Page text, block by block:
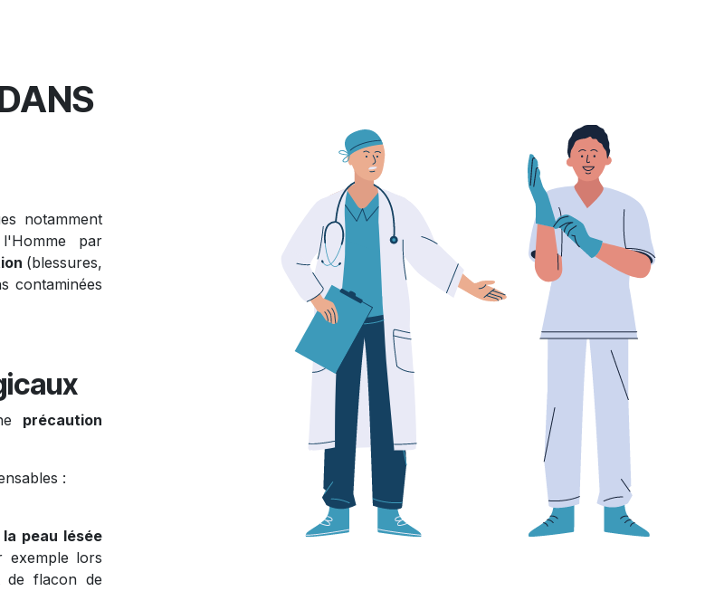
notamment
par
(blessures,
contaminées
précaution
:
peau lésée
exemple lors
de flacon de